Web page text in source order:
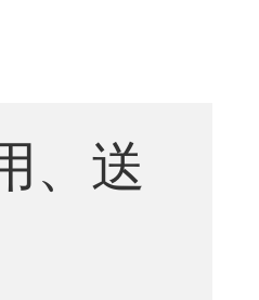
、送